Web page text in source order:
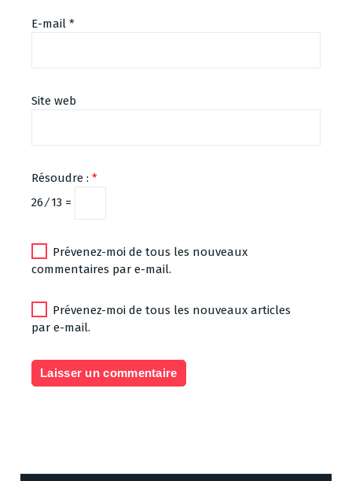
E-mail *
Site web
Résoudre : *
26 ⁄ 13 =
Prévenez-moi de tous les nouveaux
commentaires par e-mail.
Prévenez-moi de tous les nouveaux articles
par e-mail.